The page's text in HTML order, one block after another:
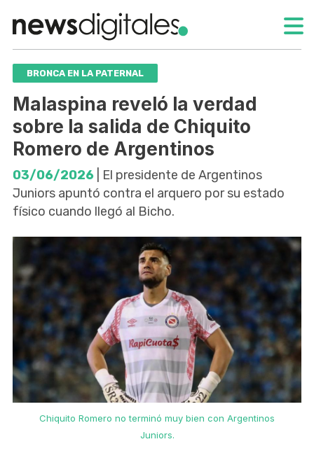
BRONCA EN LA PATERNAL
Malaspina reveló la verdad
sobre la salida de Chiquito
Romero de Argentinos
03/06/2026 | El presidente de Argentinos
Juniors apuntó contra el arquero por su estado
físico cuando llegó al Bicho.
Chiquito Romero no terminó muy bien con Argentinos
Juniors.